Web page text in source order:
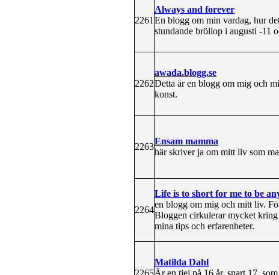
2261
Always and forever
En blogg om min vardag, hur
stundande bröllop i augusti -11
2262
awada.blogg.se
Detta är en blogg om mig och
konst.
2263
Ensam mamma
här skriver ja om mitt liv som
2264
Life is to short for me to be
en blogg om mig och mitt liv.
Bloggen cirkulerar mycket
mina tips och erfarenheter.
2265
Matilda Dahl
Är en tjej på 16 år, snart 17,